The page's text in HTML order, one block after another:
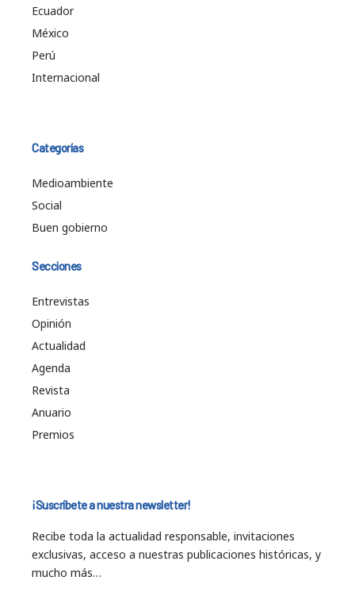
Ecuador
México
Perú
Internacional
Categorías
Medioambiente
Social
Buen gobierno
Secciones
Entrevistas
Opinión
Actualidad
Agenda
Revista
Anuario
Premios
¡Suscríbete a nuestra newsletter!
Recibe toda la actualidad responsable, invitaciones
exclusivas, acceso a nuestras publicaciones históricas, y
mucho más…